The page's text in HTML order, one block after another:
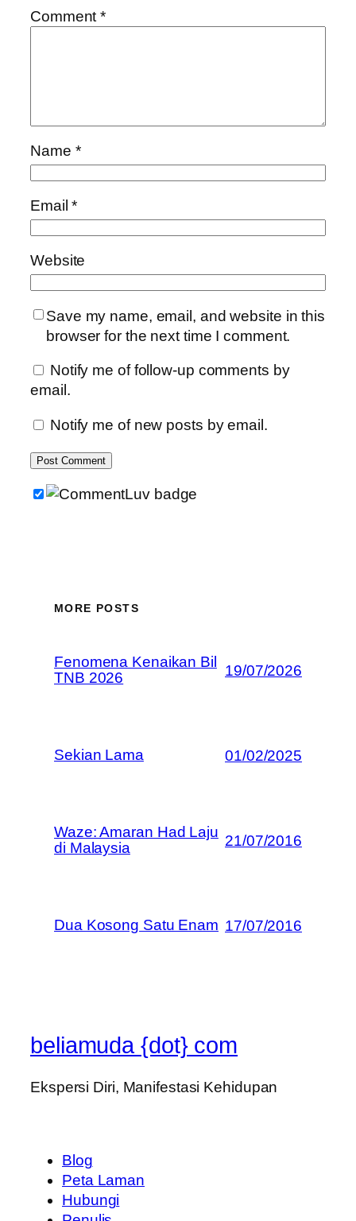
Comment*
Name *
Email*
Website
Save my name, email, and website in this
browser for the next time I comment.
Notify me of follow-up comments by
email.
Notify me of new posts by email.
MORE POSTS
Fenomena Kenaikan Bil
TNB 2026
19/07/2026
Sekian Lama 01/02/2025
Waze: Amaran Had Laju
di Malaysia
21/07/2016
Dua Kosong Satu Enam 17/07/2016
beliamuda {dot} com
Ekspersi Diri, Manifestasi Kehidupan
Blog
Peta Laman
Hubungi